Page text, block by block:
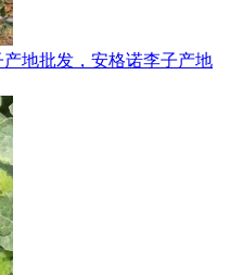
地批发，安格诺李子产地